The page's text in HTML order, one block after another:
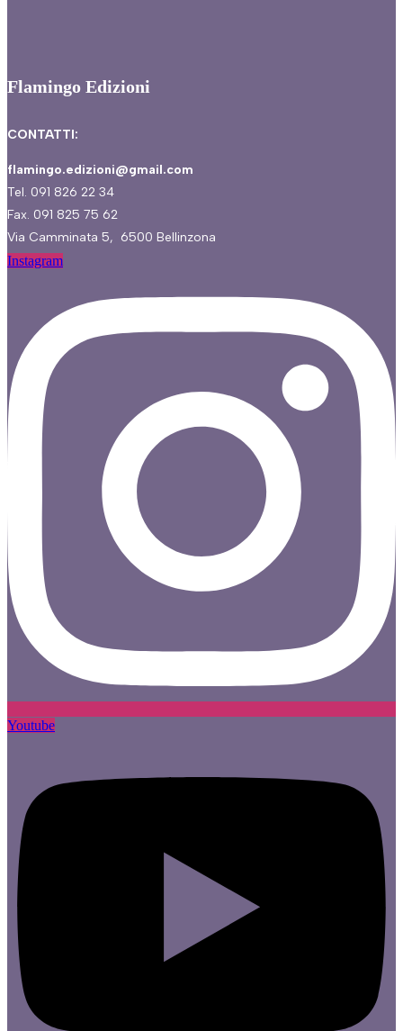
Flamingo Edizioni
CONTATTI:
flamingo.edizioni@gmail.com
Tel. 091 826 22 34
Fax. 091 825 75 62
Via Camminata 5, 6500 Bellinzona
Instagram
Youtube